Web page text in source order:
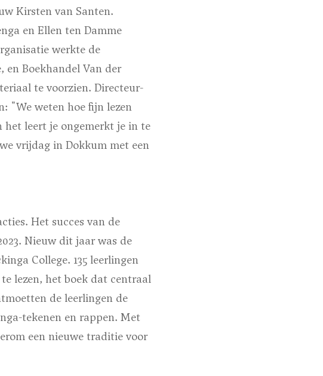
Kirsten van Santen.
en Ellen ten Damme
werkte de
en Boekhandel Van der
te voorzien. Directeur-
"We weten hoe fijn lezen
het leert je ongemerkt je in te
vrijdag in Dokkum met een
Het succes van de
Nieuw dit jaar was de
College. 135 leerlingen
lezen, het boek dat centraal
de leerlingen de
tekenen en rappen. Met
een nieuwe traditie voor